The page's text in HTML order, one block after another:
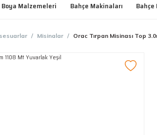
Boya Malzemeleri Bahçe Makinaları Bahçe
Misinalar Orac Tırpan Misinası Top